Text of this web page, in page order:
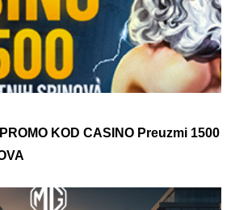
KOD CASINO Preuzmi 1500